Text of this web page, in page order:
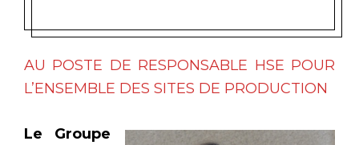
AU POSTE DE RESPONSABLE HSE POUR
L’ENSEMBLE DES SITES DE PRODUCTION
Le Groupe